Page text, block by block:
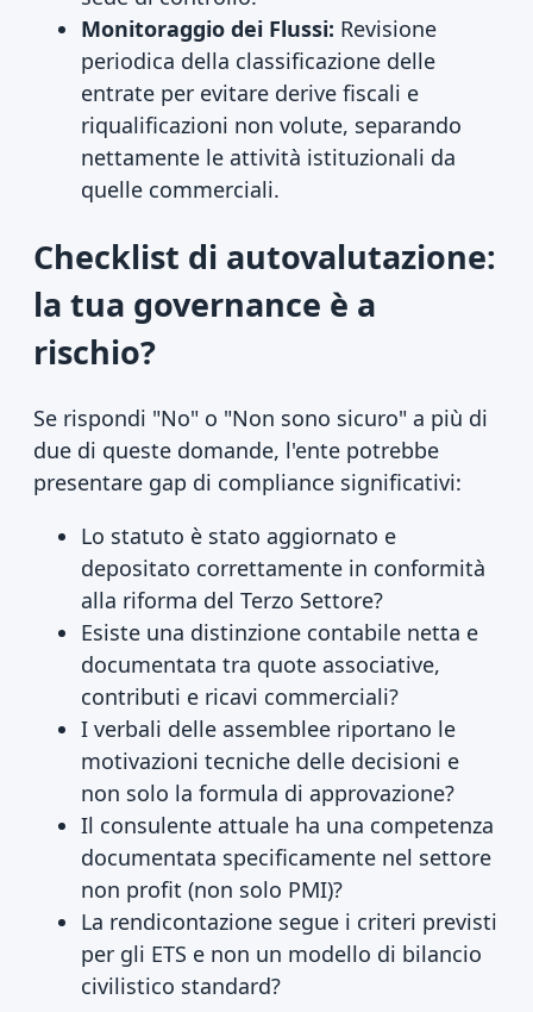
Monitoraggio dei Flussi: Revisione
periodica della classificazione delle
entrate per evitare derive fiscali e
riqualificazioni non volute, separando
nettamente le attività istituzionali da
quelle commerciali.
Checklist di autovalutazione:
la tua governance è a
rischio?
Se rispondi "No" o "Non sono sicuro" a più di
due di queste domande, l'ente potrebbe
presentare gap di compliance significativi:
Lo statuto è stato aggiornato e
depositato correttamente in conformità
alla riforma del Terzo Settore?
Esiste una distinzione contabile netta e
documentata tra quote associative,
contributi e ricavi commerciali?
I verbali delle assemblee riportano le
motivazioni tecniche delle decisioni e
non solo la formula di approvazione?
Il consulente attuale ha una competenza
documentata specificamente nel settore
non profit (non solo PMI)?
La rendicontazione segue i criteri previsti
per gli ETS e non un modello di bilancio
civilistico standard?